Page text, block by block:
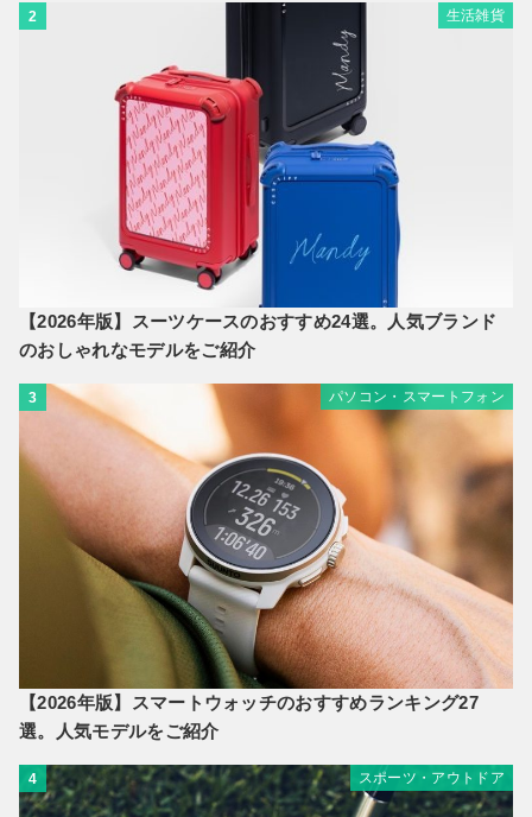
2 生活雑貨
【2026年版】スーツケースのおすすめ24選。人気ブランド
のおしゃれなモデルをご紹介
3 パソコン・スマートフォン
【2026年版】スマートウォッチのおすすめランキング27
選。人気モデルをご紹介
4 スポーツ・アウトドア